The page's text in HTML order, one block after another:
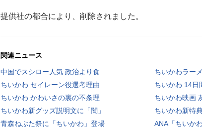
提供社の都合により、削除されました。
関連ニュース
中国でスシロー人気 政治より食
ちいかわラー
ちいかわ セイレーン役選考理由
ちいかわ 14日
ちいかわ かわいさの裏の不条理
ちいかわ映画
ちいかわ新グッズ説明文に「闇」
ちいかわ新特
青森ねぶた祭に「ちいかわ」登場
ANA「ちいか